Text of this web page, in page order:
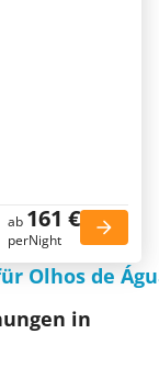
ab 161 €
perNight
Olhos de
in